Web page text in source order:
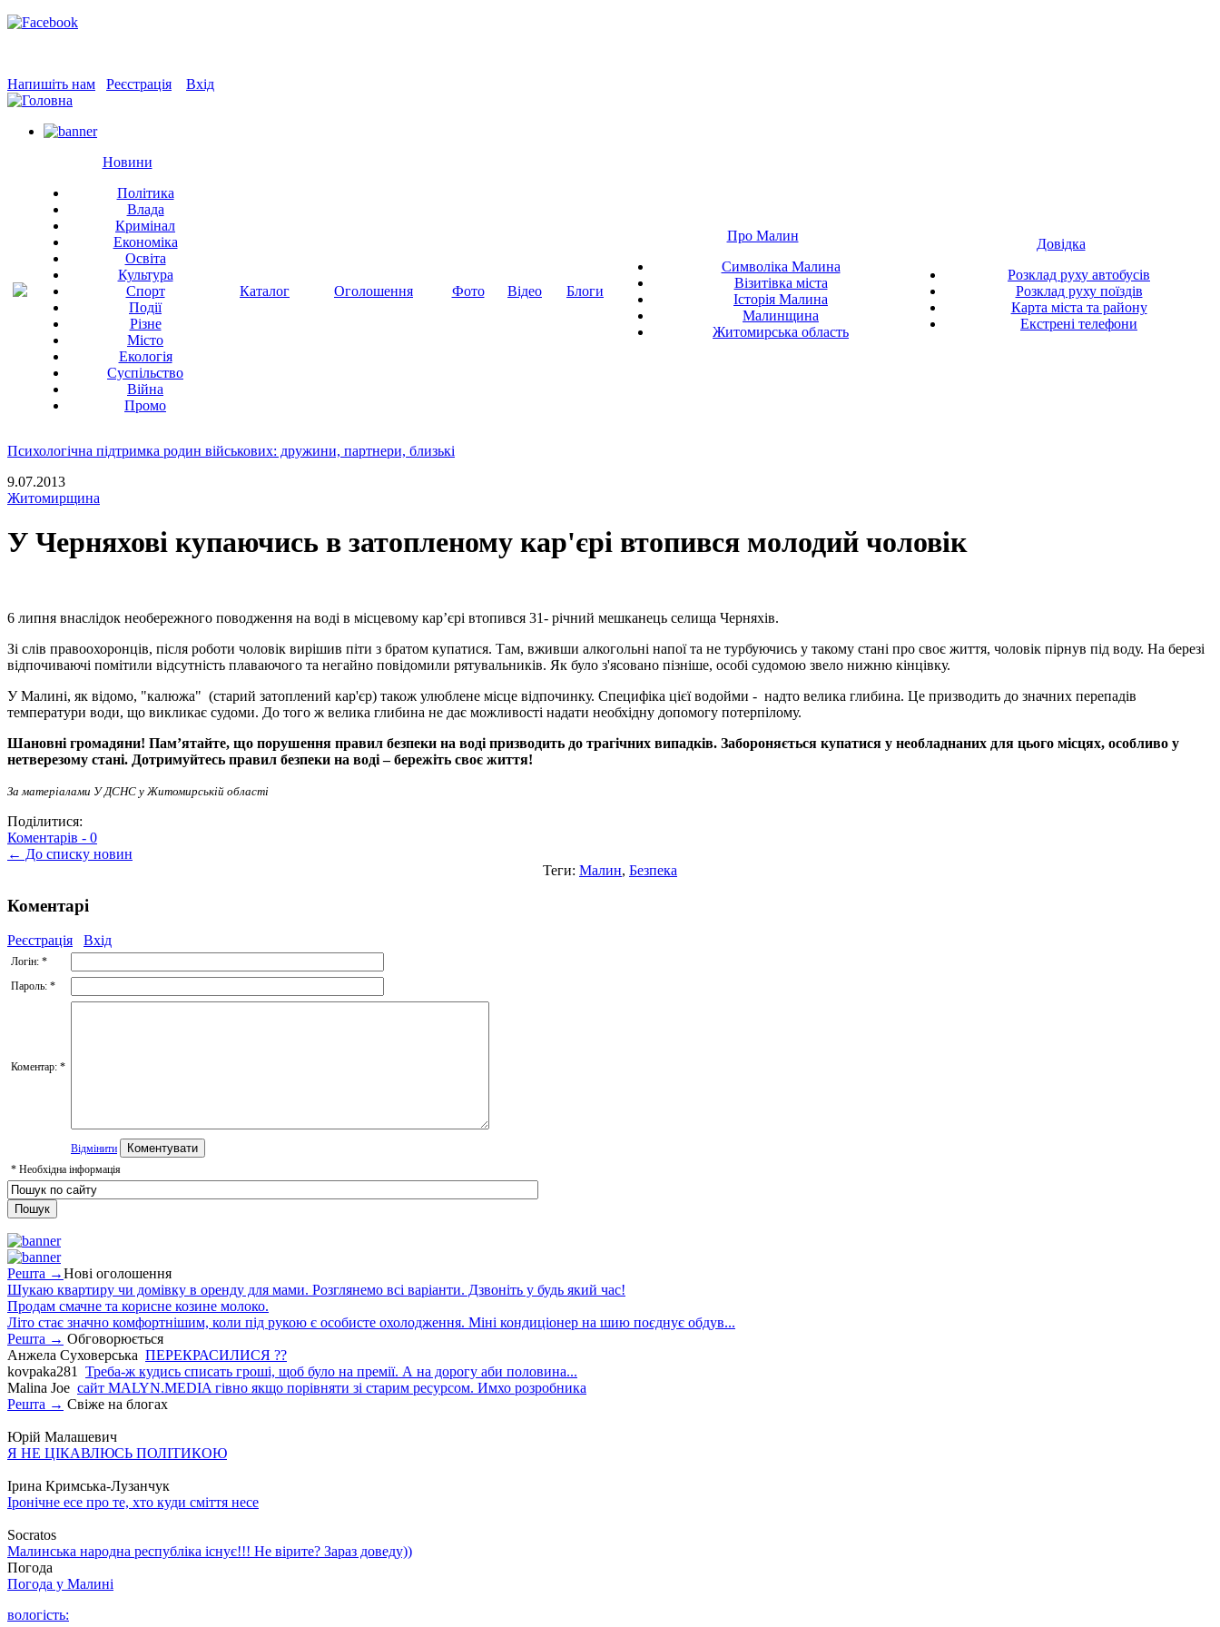
Напишіть нам Реєстрація Вхід
Новини
Політика
Влада
Кримінал
Економіка
Освіта
Культура
Спорт
Події
Різне
Місто
Екологія
Суспільство
Війна
Промо
Каталог Оголошення Фото Відео Блоги
Про Малин
Символіка Малина
Візитівка міста
Історія Малина
Малинщина
Житомирська область
Довідка
Розклад руху автобусів
Розклад руху поїздів
Карта міста та району
Екстрені телефони
Психологічна підтримка родин військових: дружини, партнери, близькі
9.07.2013
Житомирщина
У Черняхові купаючись в затопленому кар'єрі втопився молодий чоловік
6 липня внаслідок необережного поводження на воді в місцевому кар’єрі втопився 31- річний мешканець селища Черняхів.
Зі слів правоохоронців, після роботи чоловік вирішив піти з братом купатися. Там, вживши алкогольні напої та не турбуючись у такому стані про своє життя, чоловік пірнув під воду. На березі
відпочиваючі помітили відсутність плаваючого та негайно повідомили рятувальників. Як було з'ясовано пізніше, особі судомою звело нижню кінцівку.
У Малині, як відомо, "калюжа" (старий затоплений кар'єр) також улюблене місце відпочинку. Специфіка цієї водойми - надто велика глибина. Це призводить до значних перепадів
температури води, що викликає судоми. До того ж велика глибина не дає можливості надати необхідну допомогу потерпілому.
Шановні громадяни! Пам’ятайте, що порушення правил безпеки на воді призводить до трагічних випадків. Забороняється купатися у необладнаних для цього місцях, особливо у
нетверезому стані. Дотримуйтесь правил безпеки на воді – бережіть своє життя!
За матеріалами У ДСНС у Житомирській області
Поділитися:
Коментарів - 0
← До списку новин
Теги: Малин, Безпека
Коментарі
Реєстрація Вхід
Логін: *
Пароль: *
Коментар: *
Відмінити
* Необхідна інформація
Решта →Нові оголошення
Шукаю квартиру чи домівку в оренду для мами. Розглянемо всі варіанти. Дзвоніть у будь який час!
Продам смачне та корисне козине молоко.
Літо стає значно комфортнішим, коли під рукою є особисте охолодження. Міні кондиціонер на шию поєднує обдув...
Решта → Обговорюється
Анжела Суховерська ПЕРЕКРАСИЛИСЯ ??
kovpaka281
Треба-ж кудись списать гроші, щоб було на премії. А на дорогу аби половина...
Malina Joe сайт MALYN.MEDIA гiвно якщо порiвняти зi старим ресурсом. Имхо розробника
Решта → Свіже на блогах
Юрій Малашевич
Я НЕ ЦІКАВЛЮСЬ ПОЛІТИКОЮ
Ірина Кримська-Лузанчук
Іронічне есе про те, хто куди сміття несе
Socratos
Малинська народна республіка існує!!! Не вірите? Зараз доведу))
Погода
Погода у Малині
вологість: